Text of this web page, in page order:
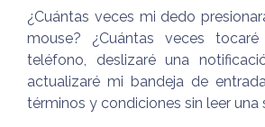
¿Cuántas veces mi dedo
mouse? ¿Cuántas veces
teléfono, deslizaré una
actualizaré mi bandeja de
términos y condiciones sin leer una